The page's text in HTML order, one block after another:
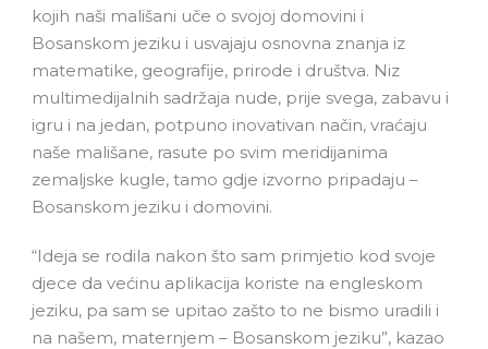
kojih naši mališani uče o svojoj domovini i
Bosanskom jeziku i usvajaju osnovna znanja iz
matematike, geografije, prirode i društva. Niz
multimedijalnih sadržaja nude, prije svega, zabavu i
igru i na jedan, potpuno inovativan način, vraćaju
naše mališane, rasute po svim meridijanima
zemaljske kugle, tamo gdje izvorno pripadaju –
Bosanskom jeziku i domovini.
“Ideja se rodila nakon što sam primjetio kod svoje
djece da većinu aplikacija koriste na engleskom
jeziku, pa sam se upitao zašto to ne bismo uradili i
na našem, maternjem – Bosanskom jeziku”, kazao